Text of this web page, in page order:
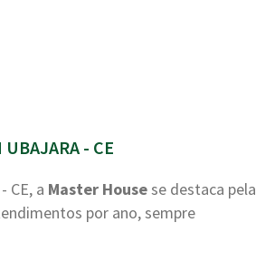
- CE
CE, a Master Housese destaca pela
por ano, sempre